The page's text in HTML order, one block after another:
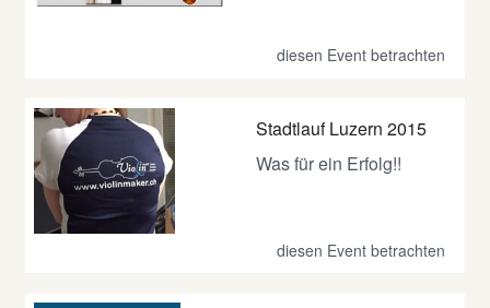
diesen Event betrachten
Stadtlauf Luzern 2015
Was für ein Erfolg!!
diesen Event betrachten